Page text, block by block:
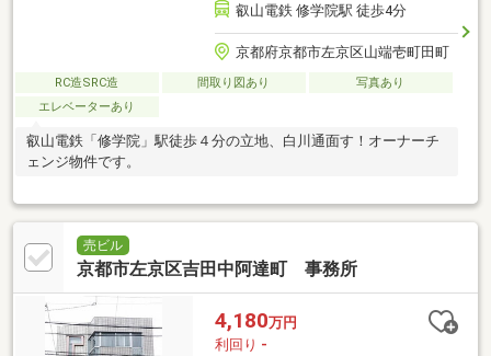
叡山電鉄 修学院駅 徒歩4分
京都府京都市左京区山端壱町田町
RC造SRC造 間取り図あり
写真あり
エレベーターあり
叡山電鉄「修学院」駅徒歩４分の立地、白川通面す！オーナーチ
ェンジ物件です。
売ビル
京都市左京区吉田中阿達町 事務所
4,180万円
利回り -